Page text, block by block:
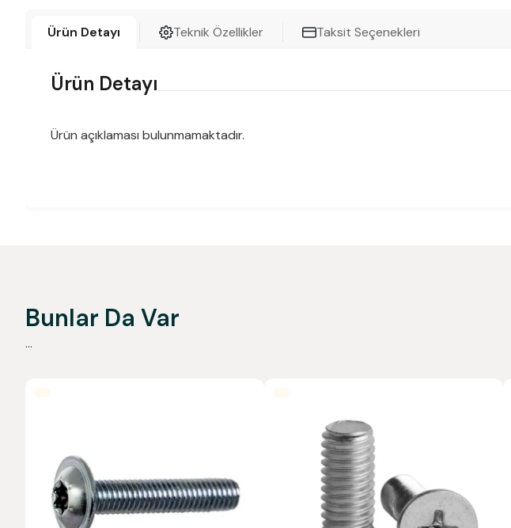
Ürün Detayı Teknik Özellikler Taksit Seçenekleri
Ürün Detayı
Ürün açıklaması bulunmamaktadır.
Bunlar Da Var
...